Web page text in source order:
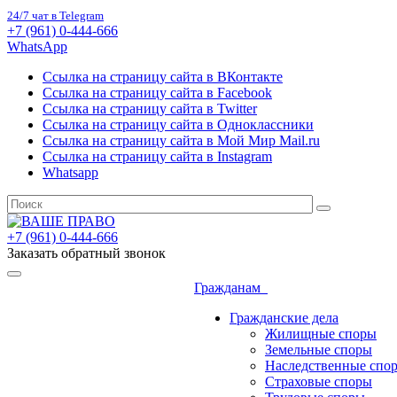
24/7 чат в Telegram
+7 (961) 0-444-666
WhatsApp
Ссылка на страницу сайта в ВКонтакте
Ссылка на страницу сайта в Facebook
Ссылка на страницу сайта в Twitter
Ссылка на страницу сайта в Одноклассники
Ссылка на страницу сайта в Мой Мир Mail.ru
Ссылка на страницу сайта в Instagram
Whatsapp
+7 (961) 0-444-666
Заказать обратный звонок
Гражданам
Гражданские дела
Жилищные споры
Земельные споры
Наследственные
Страховые споры